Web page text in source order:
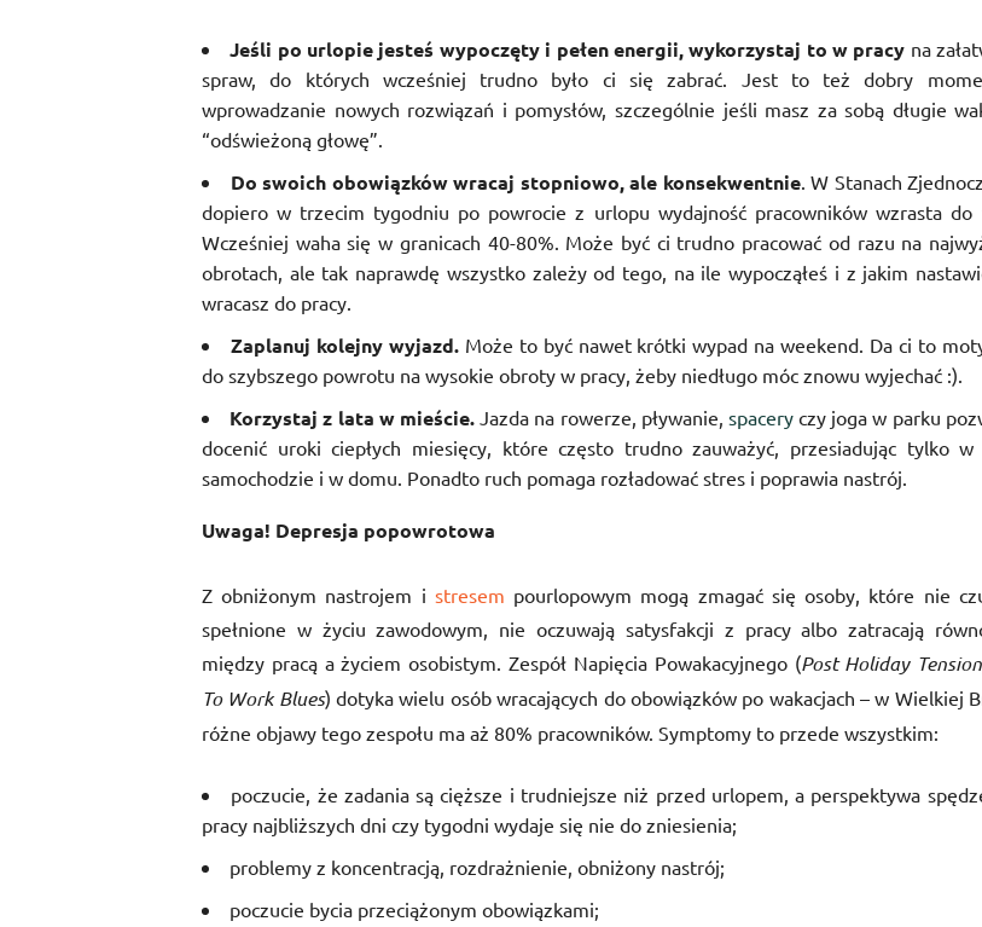
Jeśli po urlopie jesteś wypoczęty i pełen energii, wykorzystaj to w pracy na
spraw, do których wcześniej trudno było ci się zabrać. Jest to też dobry
wprowadzanie nowych rozwiązań i pomysłów, szczególnie jeśli masz za sobą długie
“odświeżoną głowę”.
Do swoich obowiązków wracaj stopniowo, ale konsekwentnie. W Stanach
dopiero w trzecim tygodniu po powrocie z urlopu wydajność pracowników wzrasta do
Wcześniej waha się w granicach 40-80%. Może być ci trudno pracować od razu na
obrotach, ale tak naprawdę wszystko zależy od tego, na ile wypocząłeś i z jakim
wracasz do pracy.
Zaplanuj kolejny wyjazd.Może to być nawet krótki wypad na weekend. Da ci to
do szybszego powrotu na wysokie obroty w pracy, żeby niedługo móc znowu wyjechać :).
Korzystaj z lata w mieście.Jazda na rowerze, pływanie, spaceryczy joga w parku
docenić uroki ciepłych miesięcy, które często trudno zauważyć, przesiadując tylko w
samochodzie i w domu. Ponadto ruch pomaga rozładować stres i poprawia nastrój.
Uwaga! Depresja popowrotowa
Z obniżonym nastrojem i stresem pourlopowym mogą zmagać się osoby, które nie
spełnione w życiu zawodowym, nie oczuwają satysfakcji z pracy albo zatracają
między pracą a życiem osobistym. Zespół Napięcia Powakacyjnego (Post Holiday Tension
To Work Blues) dotyka wielu osób wracających do obowiązków po wakacjach – w Wielkiej
różne objawy tego zespołu ma aż 80% pracowników. Symptomy to przede wszystkim:
poczucie, że zadania są cięższe i trudniejsze niż przed urlopem, a perspektywa
pracy najbliższych dni czy tygodni wydaje się nie do zniesienia;
problemy z koncentracją, rozdrażnienie, obniżony nastrój;
poczucie bycia przeciążonym obowiązkami;